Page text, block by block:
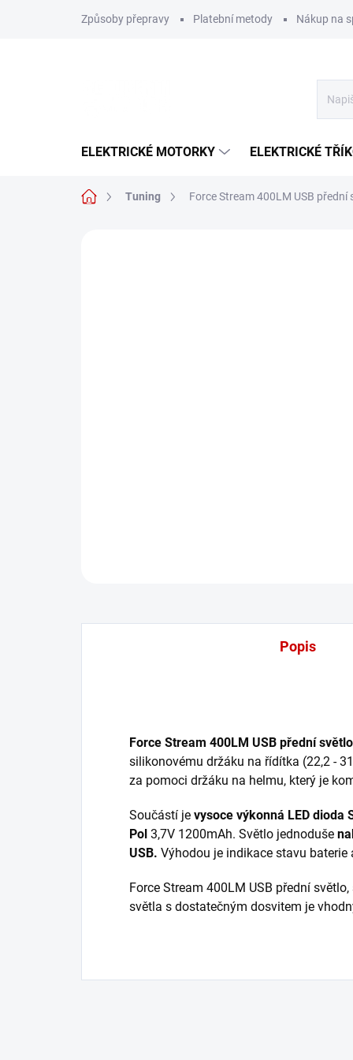
Způsoby přepravy Platební metody Nákup na
ELEKTRICKÉ MOTORKY ELEKTRICKÉ
Domů Tuning Force Stream 400LM USB přední
Popis
Force Stream 400LM USB přední světlo
silikonovému držáku na řídítka (22,2 -
za pomoci držáku na helmu, který je
Součástí je vysoce výkonná LED dioda
Pol 3,7V 1200mAh. Světlo jednoduše
USB. Výhodou je indikace stavu baterie
Force Stream 400LM USB přední
světla s dostatečným dosvitem je